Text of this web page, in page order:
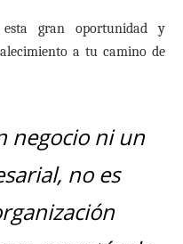
gran oportunidad y
a tu camino de
negocio ni un
no es